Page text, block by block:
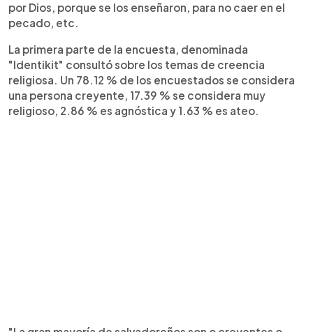
por Dios, porque se los enseñaron, para no caer en el
pecado, etc.
La primera parte de la encuesta, denominada
"Identikit" consultó sobre los temas de creencia
religiosa. Un 78.12 % de los encuestados se considera
una persona creyente, 17.39 % se considera muy
religioso, 2.86 % es agnóstica y 1.63 % es ateo.